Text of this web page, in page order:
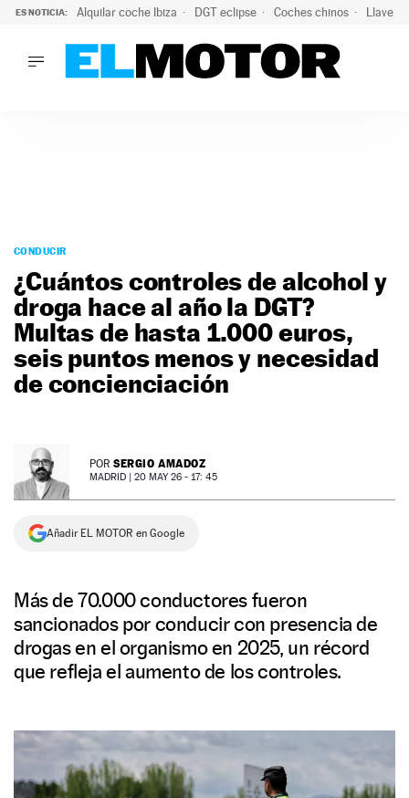
ES NOTICIA: Alquilar coche Ibiza DGT eclipse Coches chinos Llaves
PODCAST
MOTOS
TECNOLOGÍA
SUPERCOCHES
MOTORTV
PREMIOS
SERVICIOS
SÍGUENOS
CONDUCIR
¿Cuántos controles de alcohol y
droga hace al año la DGT?
Multas de hasta 1.000 euros,
seis puntos menos y necesidad
de concienciación
POR SERGIO AMADOZ
MADRID | 20 MAY 26 - 17: 45
Añadir EL MOTOR en Google
Más de 70.000 conductores fueron
sancionados por conducir con presencia de
drogas en el organismo en 2025, un récord
que refleja el aumento de los controles.